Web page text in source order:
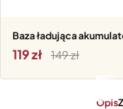
Baza ładująca
119 149
Opis